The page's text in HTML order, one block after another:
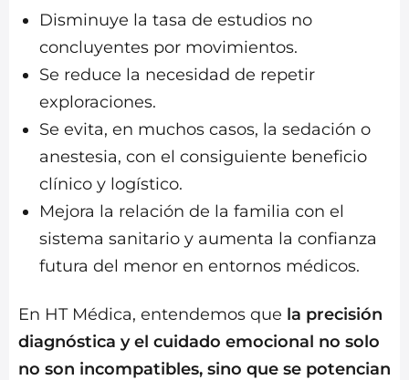
Disminuye la tasa de estudios no
concluyentes por movimientos.
Se reduce la necesidad de repetir
exploraciones.
Se evita, en muchos casos, la sedación o
anestesia, con el consiguiente beneficio
clínico y logístico.
Mejora la relación de la familia con el
sistema sanitario y aumenta la confianza
futura del menor en entornos médicos.
En HT Médica, entendemos que la precisión
diagnóstica y el cuidado emocional no solo
no son incompatibles, sino que se potencian